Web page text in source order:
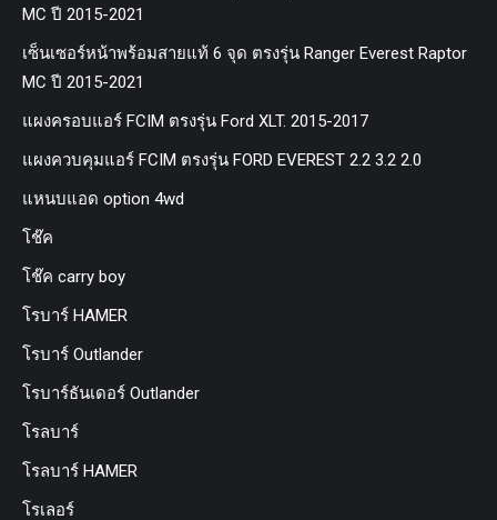
MC ปี 2015-2021
เซ็นเซอร์หน้าพร้อมสายแท้ 6 จุด ตรงรุ่น Ranger Everest Raptor
MC ปี 2015-2021
แผงครอบแอร์ FCIM ตรงรุ่น Ford XLT. 2015-2017
แผงควบคุมแอร์ FCIM ตรงรุ่น FORD EVEREST 2.2 3.2 2.0
แหนบแอด option 4wd
โช๊ค
โช๊ค carry boy
โรบาร์ HAMER
โรบาร์ Outlander
โรบาร์ธันเดอร์ Outlander
โรลบาร์
โรลบาร์ HAMER
โรเลอร์